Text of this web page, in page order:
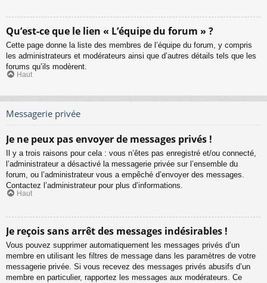
Qu’est-ce que le lien « L’équipe du forum » ?
Cette page donne la liste des membres de l’équipe du forum, y compris
les administrateurs et modérateurs ainsi que d’autres détails tels que les
forums qu’ils modèrent.
Haut
Messagerie privée
Je ne peux pas envoyer de messages privés !
Il y a trois raisons pour cela : vous n’êtes pas enregistré et/ou connecté,
l’administrateur a désactivé la messagerie privée sur l’ensemble du
forum, ou l’administrateur vous a empêché d’envoyer des messages.
Contactez l’administrateur pour plus d’informations.
Haut
Je reçois sans arrêt des messages indésirables !
Vous pouvez supprimer automatiquement les messages privés d’un
membre en utilisant les filtres de message dans les paramètres de votre
messagerie privée. Si vous recevez des messages privés abusifs d’un
membre en particulier, rapportez les messages aux modérateurs. Ce